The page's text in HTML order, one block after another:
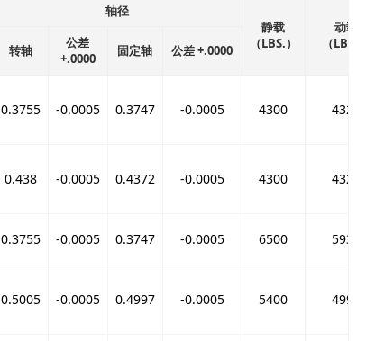
轴径
静载
（LBS.）
动载
（LBS.）
转轴
公差
+.0000
固定轴 公差 +.0000
0.3755 -0.0005 0.3747 -0.0005 4300 4320
0.438 -0.0005 0.4372 -0.0005 4300 4320
0.3755 -0.0005 0.3747 -0.0005 6500 5930
0.5005 -0.0005 0.4997 -0.0005 5400 4990